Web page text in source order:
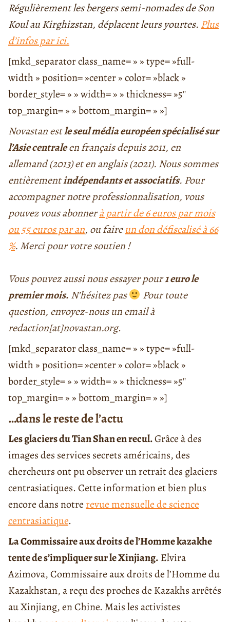
Régulièrement les bergers semi-nomades de Son
Koul au Kirghizstan, déplacent leurs yourtes. Plus
d’infos par ici.
[mkd_separator class_name= » » type= »full-
width » position= »center » color= »black »
border_style= » » width= » » thickness= »5″
top_margin= » » bottom_margin= » »]
Novastan estle seul média européen spécialisé sur
l’Asie centraleen français depuis 2011, en
allemand (2013) et en anglais (2021). Nous sommes
entièrementindépendants et associatifs. Pour
accompagner notre professionnalisation, vous
pouvez vous abonnerà partir de 6 euros par mois
ou 55 euros par an, ou faireun don défiscalisé à 66
%. Merci pour votre soutien !
Vous pouvez aussi nous essayer pour1 euro le
premier mois. N’hésitez pas
Pour toute
question, envoyez-nous un email à
redaction[at]novastan.org.
[mkd_separator class_name= » » type= »full-
width » position= »center » color= »black »
border_style= » » width= » » thickness= »5″
top_margin= » » bottom_margin= » »]
…dans le reste de l’actu
Les glaciers du Tian Shan en recul.Grâce à des
images des services secrets américains, des
chercheurs ont pu observer un retrait des glaciers
centrasiatiques. Cette information et bien plus
encore dans notre revue mensuelle de science
centrasiatique.
La Commissaire aux droits de l’Homme kazakhe
tente de s’impliquer sur le Xinjiang. Elvira
Azimova, Commissaire aux droits de l’Homme du
Kazakhstan, a reçu des proches de Kazakhs arrêtés
au Xinjiang, en Chine. Mais les activistes